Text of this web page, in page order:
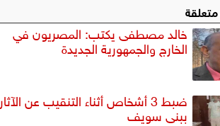
خالد مصطفى يكتب: المصريون في
الخارج والجمهورية الجديدة
ضبط 3 أشخاص أثناء التنقيب عن الآثار
ببنى سويف